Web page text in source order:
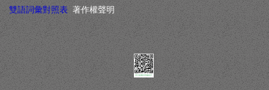
雙語詞彙對照表 著作權聲明